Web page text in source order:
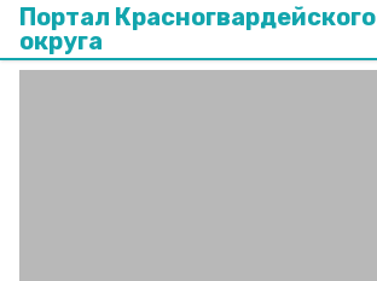
Портал Красногвардейского
округа